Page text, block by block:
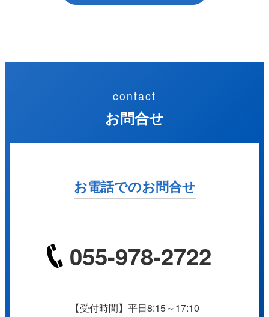
contact
お問合せ
お電話でのお問合せ
055-978-2722
【受付時間】平日8:15～17:10